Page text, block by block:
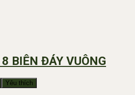
BIÊN ĐÁY VUÔNG
Yêu thích